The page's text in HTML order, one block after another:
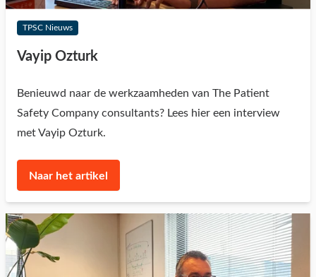
TPSC Nieuws
Vayip Ozturk
Benieuwd naar de werkzaamheden van The Patient
Safety Company consultants? Lees hier een interview
met Vayip Ozturk.
Naar het artikel